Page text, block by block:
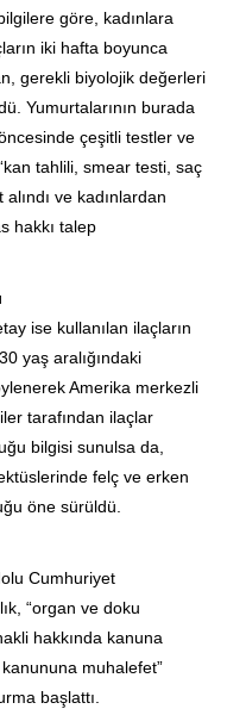
göre, kadınlara
iki hafta boyunca
gerekli biyolojik değerleri
Yumurtalarının burada
çeşitli testler ve
tahlili, smear testi, saç
ve kadınlardan
hakkı talep
ise kullanılan ilaçların
yaş aralığındaki
Amerika merkezli
tarafından ilaçlar
bilgisi sunulsa da,
felç ve erken
öne sürüldü.
Cumhuriyet
“organ ve doku
hakkında kanuna
muhalefet”
başlattı.